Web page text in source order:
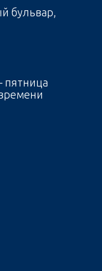
бульвар,
пятница